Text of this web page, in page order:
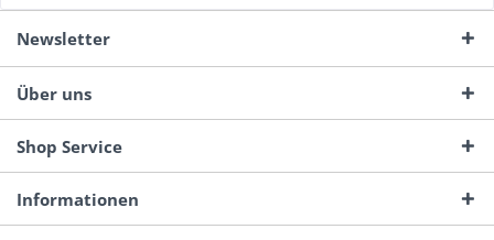
Newsletter
Über uns
Shop Service
Informationen